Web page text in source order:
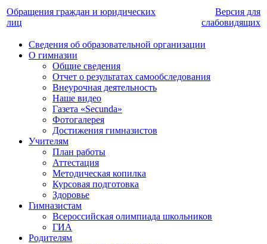
Обращения граждан и юридических
лиц
Версия для
слабовидящих
Сведения об образовательной организации
О гимназии
Общие сведения
Отчет о результатах самообследования
Внеурочная деятельность
Наше видео
Газета «Secunda»
Фотогалерея
Достижения гимназистов
Учителям
План работы
Аттестация
Методическая копилка
Курсовая подготовка
Здоровье
Гимназистам
Всероссийская олимпиада школьников
ГИА
Родителям